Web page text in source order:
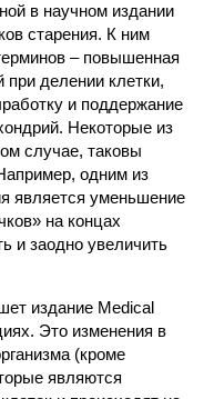
в научном издании
старения. К ним
– повышенная
при делении клетки,
и поддержание
Некоторые из
случае, таковы
одним из
является уменьшение
на концах
и заодно увеличить
издание Medical
Это изменения в
(кроме
являются